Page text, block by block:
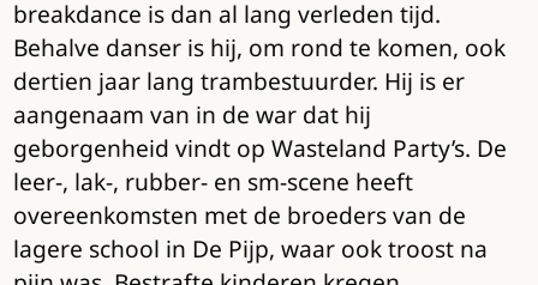
breakdance is dan al lang verleden tijd.
Behalve danser is hij, om rond te komen, ook
dertien jaar lang trambestuurder. Hij is er
aangenaam van in de war dat hij
geborgenheid vindt op Wasteland Party’s. De
leer-, lak-, rubber- en sm-scene heeft
overeenkomsten met de broeders van de
lagere school in De Pijp, waar ook troost na